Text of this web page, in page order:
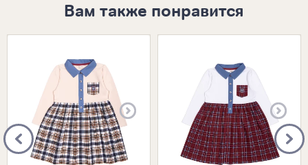
Вам также понравится